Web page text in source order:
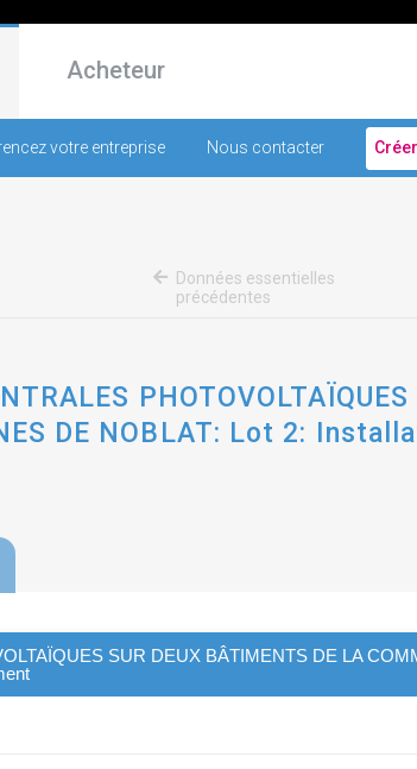
Acheteur
votre entreprise Nous contacter
Données essentielles
précédentes
DE NOBLAT: Lot 2:
SUR DEUX BÂTIMENTS DE LA